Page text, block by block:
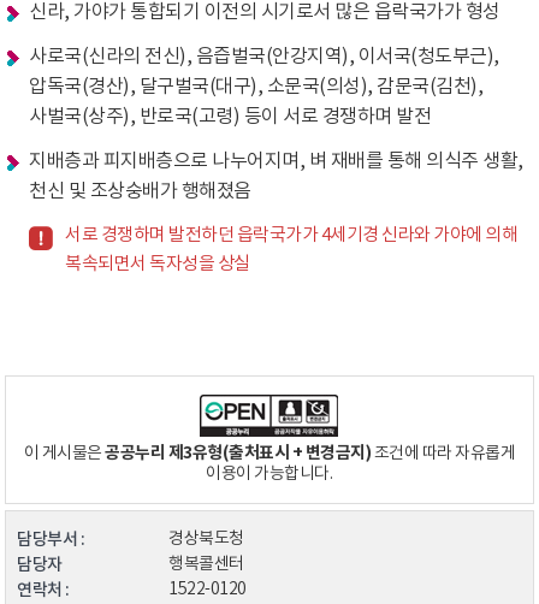
신라, 가야가 통합되기 이전의 시기로서 많은 읍락국가가 형성
사로국(신라의 전신), 음즙벌국(안강지역), 이서국(청도부근),
압독국(경산), 달구벌국(대구), 소문국(의성), 감문국(김천),
사벌국(상주), 반로국(고령) 등이 서로 경쟁하며 발전
지배층과 피지배층으로 나누어지며, 벼 재배를 통해 의식주 생활,
천신 및 조상숭배가 행해졌음
서로 경쟁하며 발전하던 읍락국가가 4세기경 신라와 가야에 의해
복속되면서 독자성을 상실
이 게시물은공공누리 제3유형(출처표시 + 변경금지)조건에 따라 자유롭게
이용이 가능합니다.
담당부서 : 경상북도청
담당자 행복콜센터
연락처 : 1522-0120